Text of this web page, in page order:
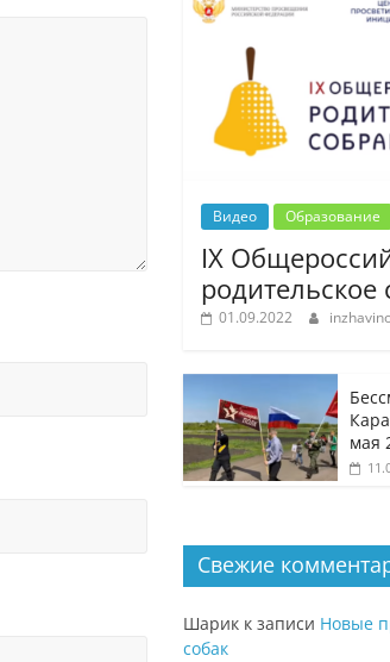
Видео Образование
IX
родительское
01.09.2022
мая
Свежие
Шарик к записи Новые
собак